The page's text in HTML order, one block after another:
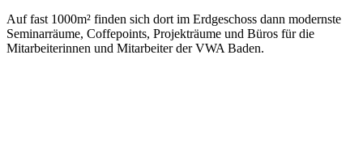
Auf fast 1000m² finden sich dort im Erdgeschoss dann modernste
Seminarräume, Coffepoints, Projekträume und Büros für die
Mitarbeiterinnen und Mitarbeiter der VWA Baden.